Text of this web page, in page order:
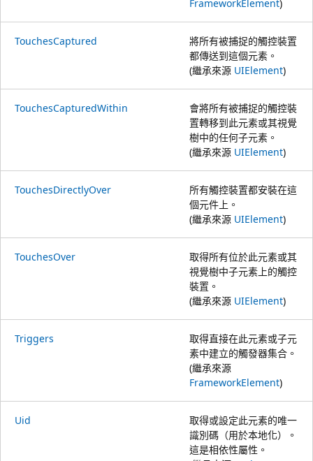
FrameworkElement)
TouchesCaptured
將所有被捕捉的觸控裝置
都傳送到這個元素。
(繼承來源 UIElement)
TouchesCapturedWithin
會將所有被捕捉的觸控裝
置轉移到此元素或其視覺
樹中的任何子元素。
(繼承來源 UIElement)
TouchesDirectlyOver
所有觸控裝置都安裝在這
個元件上。
(繼承來源 UIElement)
TouchesOver
取得所有位於此元素或其
視覺樹中子元素上的觸控
裝置。
(繼承來源 UIElement)
Triggers
取得直接在此元素或子元
素中建立的觸發器集合。
(繼承來源
FrameworkElement)
Uid
取得或設定此元素的唯一
識別碼（用於本地化）。
這是相依性屬性。